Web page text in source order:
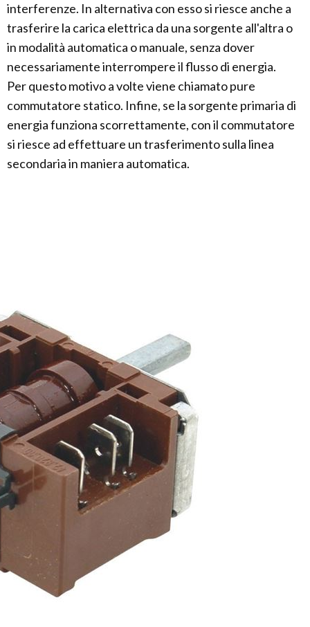
interferenze. In alternativa con esso si riesce anche a
trasferire la carica elettrica da una sorgente all'altra o
in modalità automatica o manuale, senza dover
necessariamente interrompere il flusso di energia.
Per questo motivo a volte viene chiamato pure
commutatore statico. Infine, se la sorgente primaria di
energia funziona scorrettamente, con il commutatore
si riesce ad effettuare un trasferimento sulla linea
secondaria in maniera automatica.